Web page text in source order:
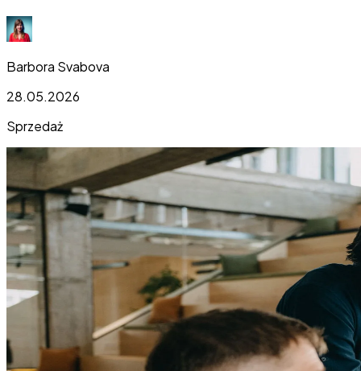
Barbora Svabova
28.05.2026
Sprzedaż